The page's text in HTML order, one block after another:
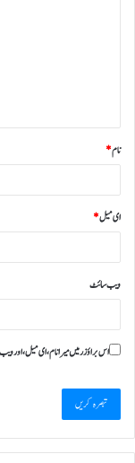
نام*
ای میل*
ویب‌ سائٹ
اس براؤزر میں میرا نام، ای میل، اور